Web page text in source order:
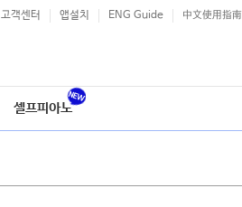
고객센터 앱설치 ENG Guide 中文使用指南
셀프피아노